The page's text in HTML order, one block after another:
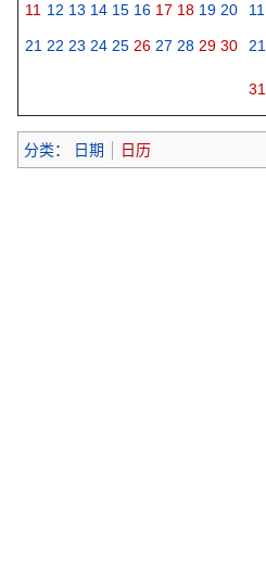
11 12 13 14 15 16 17 18 19 20
21 22 23 24 25 26 27 28 29 30
11
21
31
分类： 日期 日历